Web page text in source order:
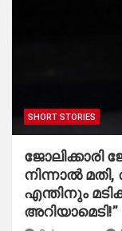
SHORT STORIES
ജോലിക്കാരി
നിന്നാൽ
എന്തിനും
അറിയാമെടി!”